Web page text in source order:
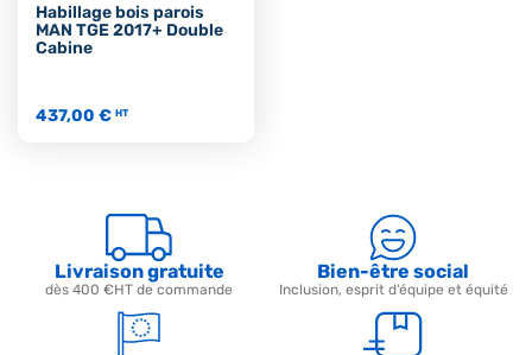
Habillage bois parois
MAN TGE 2017+ Double
Cabine
437,00 € HT
Livraison gratuite
dès 400 €HT de commande
Bien-être social
Inclusion, esprit d’équipe et équité